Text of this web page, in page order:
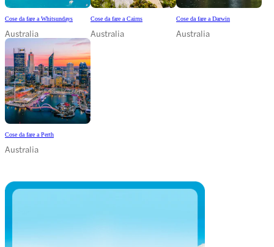
Cose da fare a Whitsundays
Australia
Cose da fare a Cairns
Australia
Cose da fare a Darwin
Australia
Cose da fare a Perth
Australia